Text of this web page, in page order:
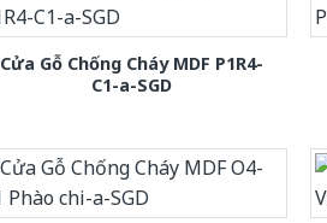
Cửa Gỗ Chống Cháy MDF P1R4-
C1-a-SGD